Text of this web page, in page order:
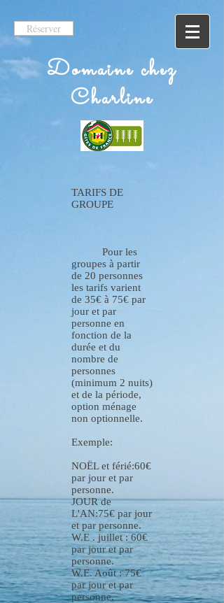
Réserver
Domaine chez
Charline
TARIFS DE
GROUPE
Pour les
groupes à partir
de 20 personnes
les tarifs varient
de 35€ à 75€ par
jour et par
personne en
fonction de la
durée et du
nombre de
personnes
(minimum 2 nuits)
et de la période,
option ménage
non optionnelle.
Exemple:
NOËL et férié:60€
par jour et par
personne.
JOUR de
L'AN:75€ par jour
et par personne.
W.E . juillet : 60€
par jour et par
personne.
W.E. Août : 75€
par jour et par
personne.